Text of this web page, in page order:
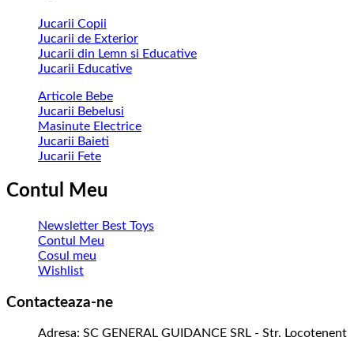
Jucarii Copii
Jucarii de Exterior
Jucarii din Lemn si Educative
Jucarii Educative
Articole Bebe
Jucarii Bebelusi
Masinute Electrice
Jucarii Baieti
Jucarii Fete
Contul Meu
Newsletter Best Toys
Contul Meu
Cosul meu
Wishlist
Contacteaza-ne
Adresa: SC GENERAL GUIDANCE SRL - Str. Locotenent